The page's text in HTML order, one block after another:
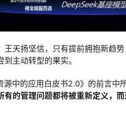
王天扬坚信，只有提前拥抱新趋
主动转型的果实。
源中的应用白皮书2.0》的前言中
的管理问题都将被重新定义，